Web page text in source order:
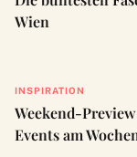
Wien
INSPIRATION
Weekend-
Events am